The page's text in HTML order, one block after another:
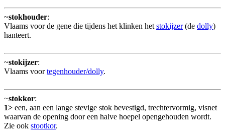
~stokhouder:
Vlaams voor de gene die tijdens het klinken het stokijzer(de dolly)
hanteert.
~stokijzer:
Vlaams voortegenhouder/dolly.
~stokkor:
1> een, aan een lange stevige stok bevestigd, trechtervormig, visnet
waarvan de opening door een halve hoepel opengehouden wordt.
Zie ook stootkor.